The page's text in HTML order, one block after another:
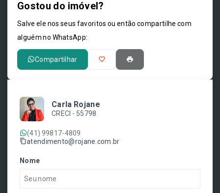
Gostou do imóvel?
Salve ele nos seus favoritos ou então compartilhe com
alguém no WhatsApp:
Compartilhar
Carla Rojane
CRECI - 55798
(41) 99817-4809
atendimento@rojane.com.br
Nome